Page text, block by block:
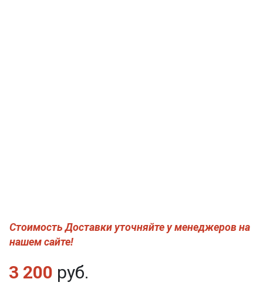
Стоимость Доставки уточняйте у менеджеров на
нашем сайте!
3 200 руб.